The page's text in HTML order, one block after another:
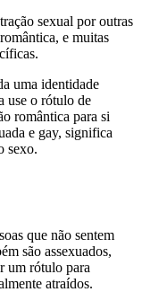
sexual por outras
e muitas
uma identidade
use o rótulo de
romântica para si
e gay, significa
sexo.
que não sentem
são assexuados,
um rótulo para
atraídos.